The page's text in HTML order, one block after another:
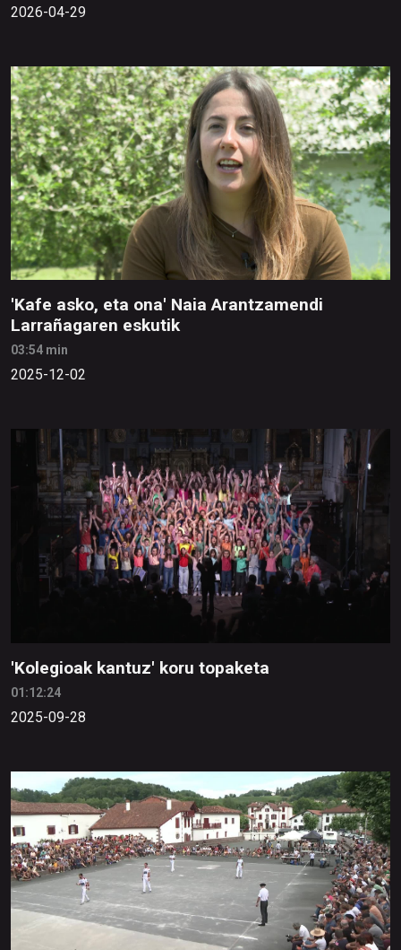
2026-04-29
'Kafe asko, eta ona' Naia Arantzamendi
Larrañagaren eskutik
03:54 min
2025-12-02
'Kolegioak kantuz' koru topaketa
01:12:24
2025-09-28